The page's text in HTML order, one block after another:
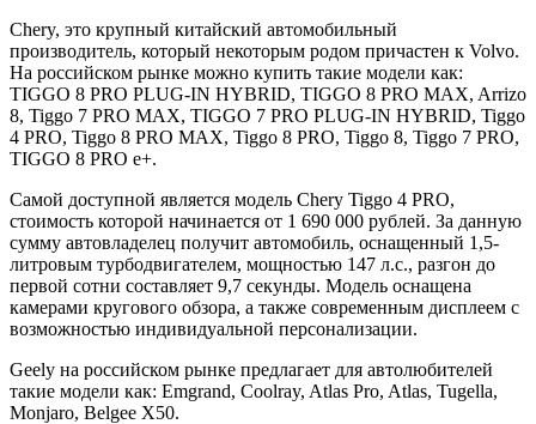
Chery, это крупный китайский автомобильный
производитель, который некоторым родом причастен к Volvo.
На российском рынке можно купить такие модели как:
TIGGO 8 PRO PLUG-IN HYBRID, TIGGO 8 PRO MAX, Arrizo
8, Tiggo 7 PRO MAX, TIGGO 7 PRO PLUG-IN HYBRID, Tiggo
4 PRO, Tiggo 8 PRO MAX, Tiggo 8 PRO, Tiggo 8, Tiggo 7 PRO,
TIGGO 8 PRO e+.
Самой доступной является модель Chery Tiggo 4 PRO,
стоимость которой начинается от 1 690 000 рублей. За данную
сумму автовладелец получит автомобиль, оснащенный 1,5-
литровым турбодвигателем, мощностью 147 л.с., разгон до
первой сотни составляет 9,7 секунды. Модель оснащена
камерами кругового обзора, а также современным дисплеем с
возможностью индивидуальной персонализации.
Geely на российском рынке предлагает для автолюбителей
такие модели как: Emgrand, Coolray, Atlas Pro, Atlas, Tugella,
Monjaro, Belgee X50.